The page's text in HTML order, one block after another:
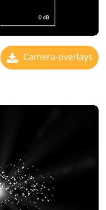
Camera-overlays